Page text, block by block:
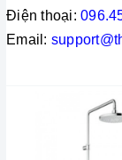
Điện thoại:
Email: